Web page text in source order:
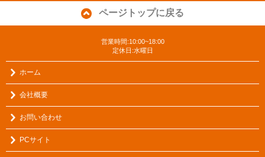
ページトップに戻る
営業時間:10:00~18:00
定休日:水曜日
ホーム
会社概要
お問い合わせ
PCサイト